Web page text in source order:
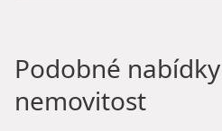
Podobné
nemovitost